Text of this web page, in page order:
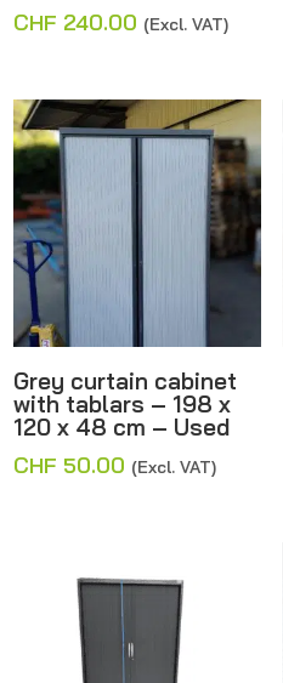
CHF 240.00 (Excl. VAT)
Grey curtain cabinet
with tablars – 198 x
120 x 48 cm – Used
CHF 50.00 (Excl. VAT)